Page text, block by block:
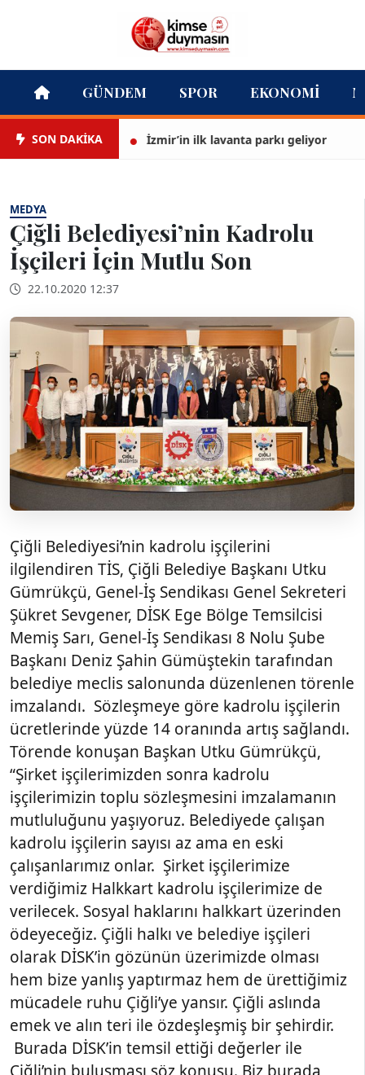
GÜNDEM SPOR EKONOMI
SON DAKİKA İzmir’in ilk lavanta parkı geliyor
MEDYA
Çiğli Belediyesi’nin Kadrolu
İşçileri İçin Mutlu Son
22.10.2020 12:37
Çiğli Belediyesi’nin kadrolu işçilerini
ilgilendiren TİS, Çiğli Belediye Başkanı Utku
Gümrükçü, Genel-İş Sendikası Genel Sekreteri
Şükret Sevgener, DİSK Ege Bölge Temsilcisi
Memiş Sarı, Genel-İş Sendikası 8 Nolu Şube
Başkanı Deniz Şahin Gümüştekin tarafından
belediye meclis salonunda düzenlenen törenle
imzalandı. Sözleşmeye göre kadrolu işçilerin
ücretlerinde yüzde 14 oranında artış sağlandı.
Törende konuşan Başkan Utku Gümrükçü,
“Şirket işçilerimizden sonra kadrolu
işçilerimizin toplu sözleşmesini imzalamanın
mutluluğunu yaşıyoruz. Belediyede çalışan
kadrolu işçilerin sayısı az ama en eski
çalışanlarımız onlar. Şirket işçilerimize
verdiğimiz Halkkart kadrolu işçilerimize de
verilecek. Sosyal haklarını halkkart üzerinden
ödeyeceğiz. Çiğli halkı ve belediye işçileri
olarak DİSK’in gözünün üzerimizde olması
hem bize yanlış yaptırmaz hem de ürettiğimiz
mücadele ruhu Çiğli’ye yansır. Çiğli aslında
emek ve alın teri ile özdeşleşmiş bir şehirdir.
Burada DİSK’in temsil ettiği değerler ile